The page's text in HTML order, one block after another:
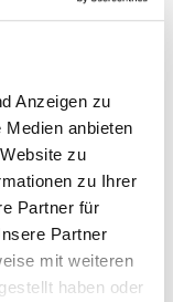
Anzeigen zu
anbieten
zu
zu Ihrer
Partner für
Partner
mit weiteren
haben oder